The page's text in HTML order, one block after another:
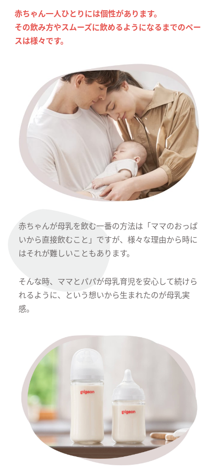
赤ちゃん一人ひとりには個性があります。
その飲み方やスムーズに飲めるようになるまでのペー
スは様々です。
赤ちゃんが母乳を飲む一番の方法は「ママのおっぱ
いから直接飲むこと」ですが、様々な理由から時に
はそれが難しいこともあります。
そんな時、ママとパパが母乳育児を安心して続けら
れるように、という想いから生まれたのが母乳実
感。